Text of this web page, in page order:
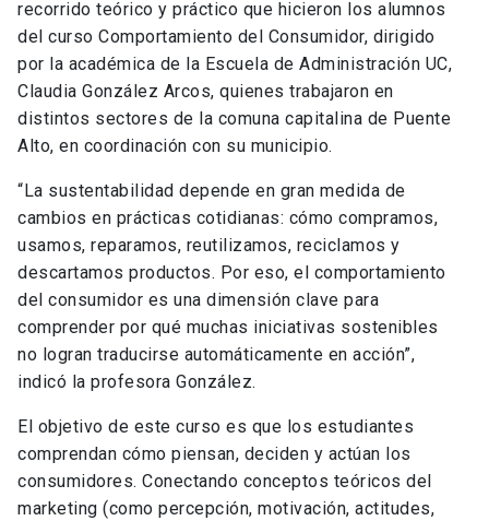
recorrido teórico y práctico que hicieron los alumnos
del curso Comportamiento del Consumidor, dirigido
por la académica de la Escuela de Administración UC,
Claudia González Arcos, quienes trabajaron en
distintos sectores de la comuna capitalina de Puente
Alto, en coordinación con su municipio.
“La sustentabilidad depende en gran medida de
cambios en prácticas cotidianas: cómo compramos,
usamos, reparamos, reutilizamos, reciclamos y
descartamos productos. Por eso, el comportamiento
del consumidor es una dimensión clave para
comprender por qué muchas iniciativas sostenibles
no logran traducirse automáticamente en acción”,
indicó la profesora González.
El objetivo de este curso es que los estudiantes
comprendan cómo piensan, deciden y actúan los
consumidores. Conectando conceptos teóricos del
marketing (como percepción, motivación, actitudes,